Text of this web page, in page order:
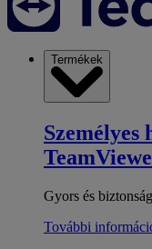
Termékek
Személyes
Gyors és
További